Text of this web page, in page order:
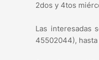
2dos y 4tos
Las interesadas
45502044),